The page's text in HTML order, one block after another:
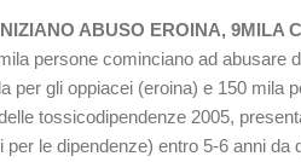
ABUSO EROINA, 9MILA
persone cominciano ad abusare
per gli oppiacei (eroina) e 150 mila
tossicodipendenze 2005,
le dipendenze) entro 5-6 anni